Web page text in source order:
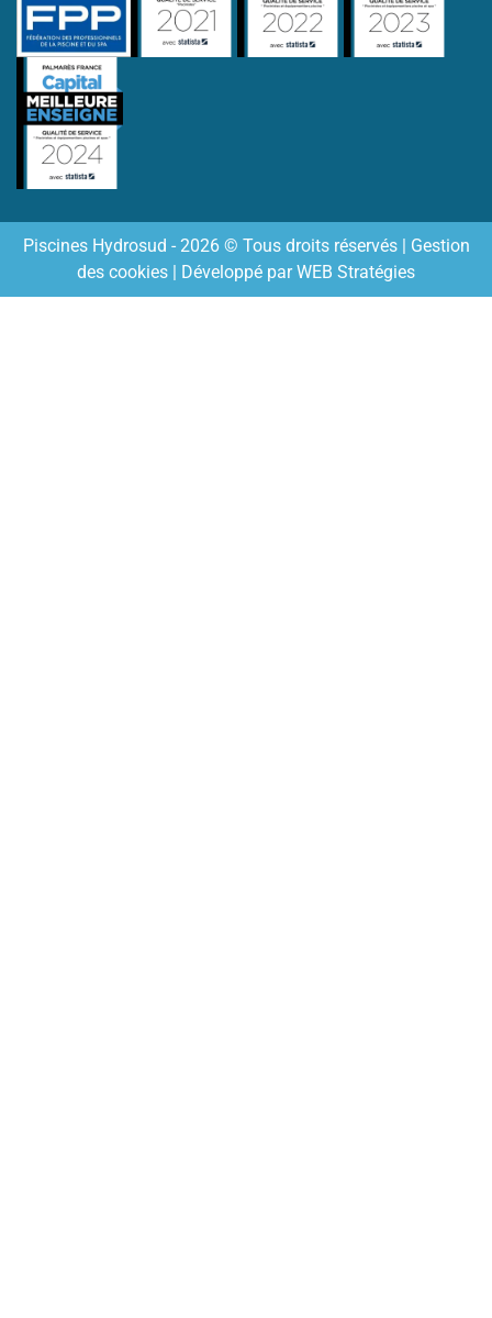
Piscines Hydrosud - 2026 © Tous droits réservés | Gestion
des cookies | Développé parWEB Stratégies